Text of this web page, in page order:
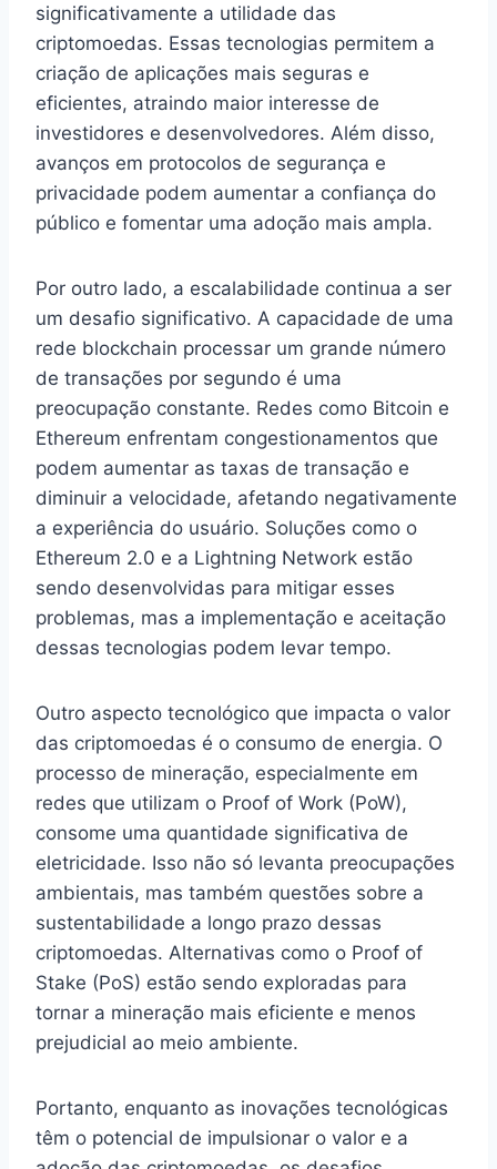
significativamente a utilidade das
criptomoedas. Essas tecnologias permitem a
criação de aplicações mais seguras e
eficientes, atraindo maior interesse de
investidores e desenvolvedores. Além disso,
avanços em protocolos de segurança e
privacidade podem aumentar a confiança do
público e fomentar uma adoção mais ampla.
Por outro lado, a escalabilidade continua a ser
um desafio significativo. A capacidade de uma
rede blockchain processar um grande número
de transações por segundo é uma
preocupação constante. Redes como Bitcoin e
Ethereum enfrentam congestionamentos que
podem aumentar as taxas de transação e
diminuir a velocidade, afetando negativamente
a experiência do usuário. Soluções como o
Ethereum 2.0 e a Lightning Network estão
sendo desenvolvidas para mitigar esses
problemas, mas a implementação e aceitação
dessas tecnologias podem levar tempo.
Outro aspecto tecnológico que impacta o valor
das criptomoedas é o consumo de energia. O
processo de mineração, especialmente em
redes que utilizam o Proof of Work (PoW),
consome uma quantidade significativa de
eletricidade. Isso não só levanta preocupações
ambientais, mas também questões sobre a
sustentabilidade a longo prazo dessas
criptomoedas. Alternativas como o Proof of
Stake (PoS) estão sendo exploradas para
tornar a mineração mais eficiente e menos
prejudicial ao meio ambiente.
Portanto, enquanto as inovações tecnológicas
têm o potencial de impulsionar o valor e a